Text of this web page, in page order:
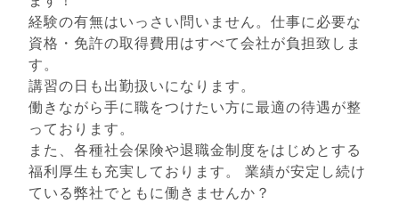
経験の有無はいっさい問いません。仕事に必要な
資格・免許の取得費用はすべて会社が負担致しま
す。
講習の日も出勤扱いになります。
働きながら手に職をつけたい方に最適の待遇が整
っております。
また、各種社会保険や退職金制度をはじめとする
福利厚生も充実しております。 業績が安定し続け
ている弊社でともに働きませんか？